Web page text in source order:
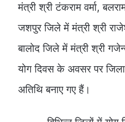
मंत्री श्री टंकराम वर्मा,
जशपुर जिले में मंत्री श्री
बालोद जिले में मंत्री श्री
योग दिवस के अवसर पर
अतिथि बनाए गए हैं।